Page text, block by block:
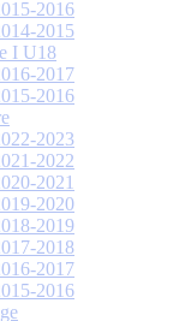
2016
2015
I U18
2017
2016
2023
2022
2021
2020
2019
2018
2017
2016